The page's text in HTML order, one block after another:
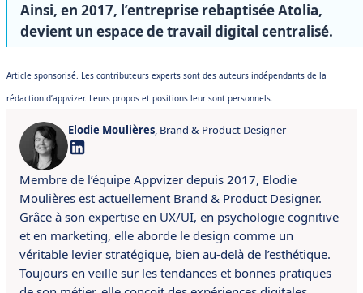
Ainsi, en 2017, l’entreprise rebaptisée Atolia,
devient un espace de travail digital centralisé.
Article sponsorisé. Les contributeurs experts sont des auteurs indépendants de la
rédaction d’appvizer. Leurs propos et positions leur sont personnels.
Elodie Moulières, Brand & Product Designer
Membre de l’équipe Appvizer depuis 2017, Elodie
Moulières est actuellement Brand & Product Designer.
Grâce à son expertise en UX/UI, en psychologie cognitive
et en marketing, elle aborde le design comme un
véritable levier stratégique, bien au-delà de l’esthétique.
Toujours en veille sur les tendances et bonnes pratiques